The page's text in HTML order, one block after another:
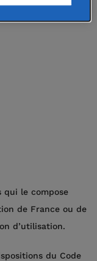
qui le compose
de France ou de
d’utilisation.
du Code